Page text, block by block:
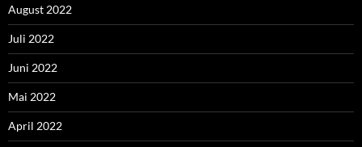
August 2022
Juli 2022
Juni 2022
Mai 2022
April 2022